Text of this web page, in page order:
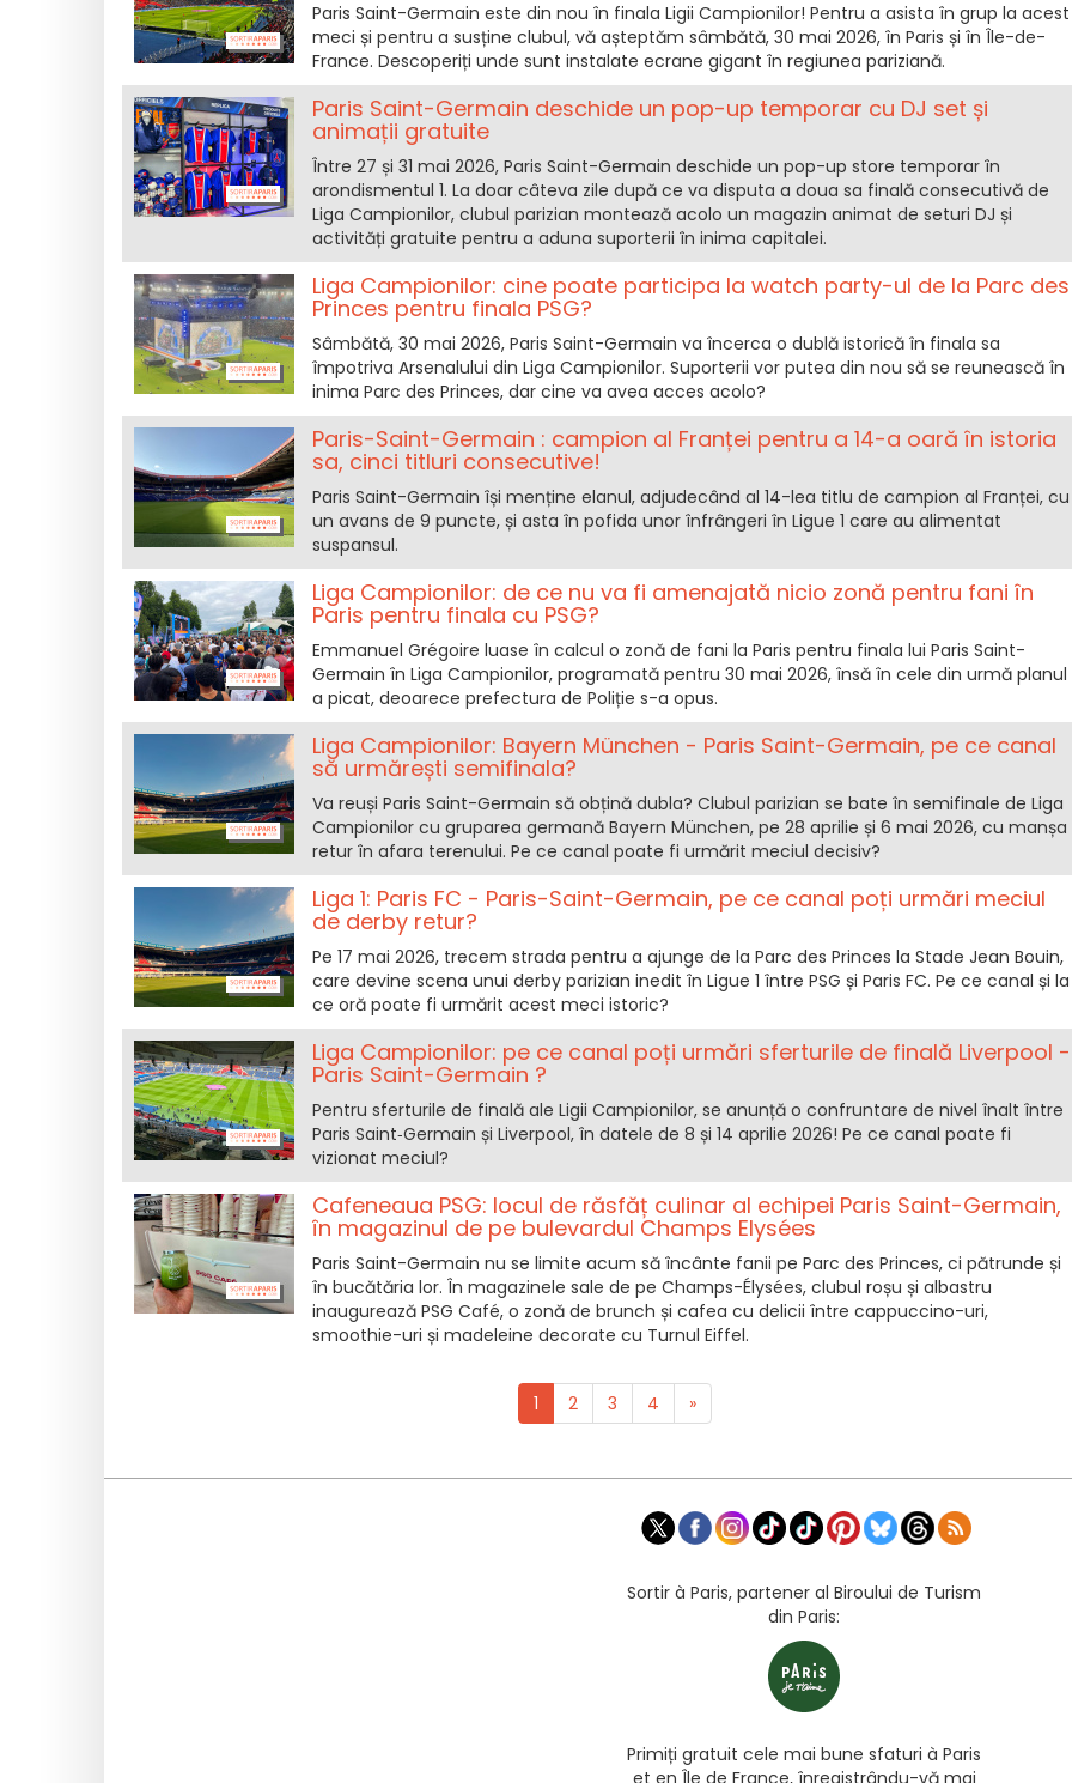
Paris Saint-Germain este din nou în finala Ligii Campionilor! Pentru a asista în grup la acest
meci și pentru a susține clubul, vă așteptăm sâmbătă, 30 mai 2026, în Paris și în Île-de-
France. Descoperiți unde sunt instalate ecrane gigant în regiunea pariziană.
Paris Saint-Germain deschide un pop-up temporar cu DJ set și
animații gratuite
Între 27 și 31 mai 2026, Paris Saint-Germain deschide un pop-up store temporar în
arondismentul 1. La doar câteva zile după ce va disputa a doua sa finală consecutivă de
Liga Campionilor, clubul parizian montează acolo un magazin animat de seturi DJ și
activități gratuite pentru a aduna suporterii în inima capitalei.
Liga Campionilor: cine poate participa la watch party-ul de la Parc des
Princes pentru finala PSG?
Sâmbătă, 30 mai 2026, Paris Saint-Germain va încerca o dublă istorică în finala sa
împotriva Arsenalului din Liga Campionilor. Suporterii vor putea din nou să se reunească în
inima Parc des Princes, dar cine va avea acces acolo?
Paris-Saint-Germain : campion al Franței pentru a 14-a oară în istoria
sa, cinci titluri consecutive!
Paris Saint-Germain își menține elanul, adjudecând al 14-lea titlu de campion al Franței, cu
un avans de 9 puncte, și asta în pofida unor înfrângeri în Ligue 1 care au alimentat
suspansul.
Liga Campionilor: de ce nu va fi amenajată nicio zonă pentru fani în
Paris pentru finala cu PSG?
Emmanuel Grégoire luase în calcul o zonă de fani la Paris pentru finala lui Paris Saint-
Germain în Liga Campionilor, programată pentru 30 mai 2026, însă în cele din urmă planul
a picat, deoarece prefectura de Poliție s-a opus.
Liga Campionilor: Bayern München - Paris Saint-Germain, pe ce canal
să urmărești semifinala?
Va reuși Paris Saint-Germain să obțină dubla? Clubul parizian se bate în semifinale de Liga
Campionilor cu gruparea germană Bayern München, pe 28 aprilie și 6 mai 2026, cu manșa
retur în afara terenului. Pe ce canal poate fi urmărit meciul decisiv?
Liga 1: Paris FC - Paris-Saint-Germain, pe ce canal poți urmări meciul
de derby retur?
Pe 17 mai 2026, trecem strada pentru a ajunge de la Parc des Princes la Stade Jean Bouin,
care devine scena unui derby parizian inedit în Ligue 1 între PSG și Paris FC. Pe ce canal și la
ce oră poate fi urmărit acest meci istoric?
Liga Campionilor: pe ce canal poți urmări sferturile de finală Liverpool -
Paris Saint-Germain ?
Pentru sferturile de finală ale Ligii Campionilor, se anunță o confruntare de nivel înalt între
Paris Saint‑Germain și Liverpool, în datele de 8 și 14 aprilie 2026! Pe ce canal poate fi
vizionat meciul?
Cafeneaua PSG: locul de răsfăț culinar al echipei Paris Saint-Germain,
în magazinul de pe bulevardul Champs Elysées
Paris Saint-Germain nu se limite acum să încânte fanii pe Parc des Princes, ci pătrunde și
în bucătăria lor. În magazinele sale de pe Champs-Élysées, clubul roșu și albastru
inaugurează PSG Café, o zonă de brunch și cafea cu delicii între cappuccino-uri,
smoothie-uri și madeleine decorate cu Turnul Eiffel.
1 2 3 4 »
Sortir à Paris, partener al Biroului de Turism
din Paris:
Primiți gratuit cele mai bune sfaturi à Paris